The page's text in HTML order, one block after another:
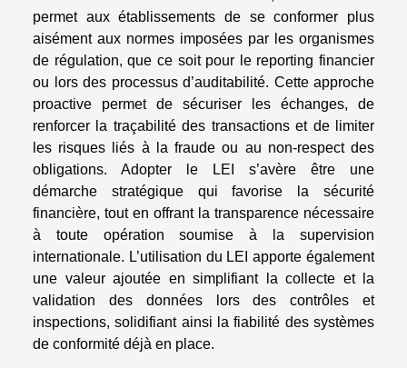
permet aux établissements de se conformer plus
aisément aux normes imposées par les organismes
de régulation, que ce soit pour le reporting financier
ou lors des processus d’auditabilité. Cette approche
proactive permet de sécuriser les échanges, de
renforcer la traçabilité des transactions et de limiter
les risques liés à la fraude ou au non-respect des
obligations. Adopter le LEI s’avère être une
démarche stratégique qui favorise la sécurité
financière, tout en offrant la transparence nécessaire
à toute opération soumise à la supervision
internationale. L’utilisation du LEI apporte également
une valeur ajoutée en simplifiant la collecte et la
validation des données lors des contrôles et
inspections, solidifiant ainsi la fiabilité des systèmes
de conformité déjà en place.